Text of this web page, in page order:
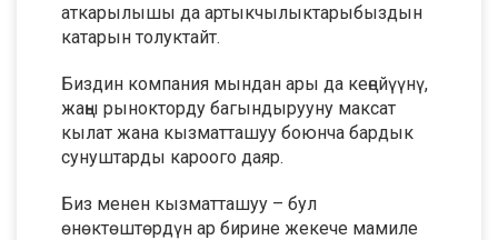
аткарылышы да артыкчылыктарыбыздын
катарын толуктайт.
Биздин компания мындан ары да кеңейүүнү,
жаңы рынокторду багындырууну максат
кылат жана кызматташуу боюнча бардык
сунуштарды кароого даяр.
Биз менен кызматташуу – бул
өнөктөштөрдүн ар бирине жекече мамиле